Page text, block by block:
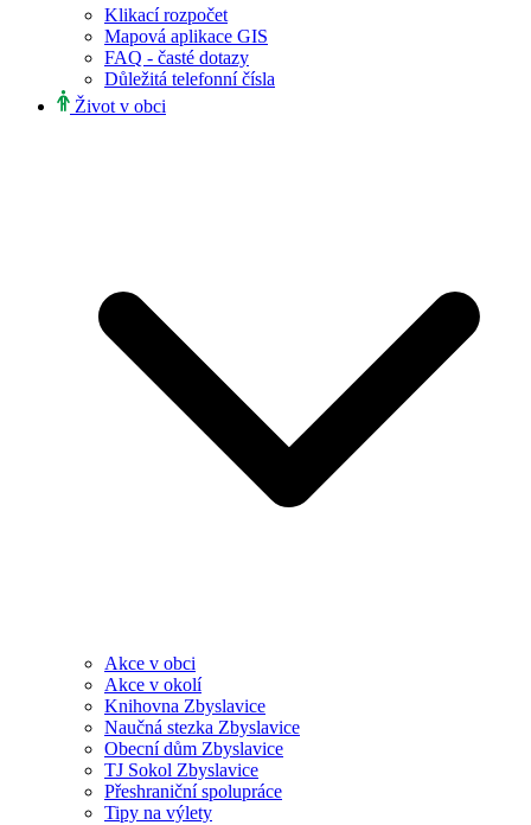
Klikací rozpočet
Mapová aplikace GIS
FAQ - časté dotazy
Důležitá telefonní čísla
Život v obci
Akce v obci
Akce v okolí
Knihovna Zbyslavice
Naučná stezka Zbyslavice
Obecní dům Zbyslavice
TJ Sokol Zbyslavice
Přeshraniční spolupráce
Tipy na výlety